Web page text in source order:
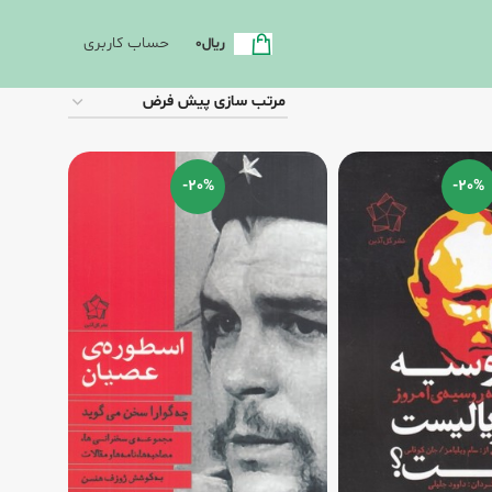
ریال0 حساب کاربری
-20%
-20%